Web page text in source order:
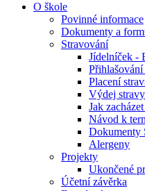
O škole
Povinné informace
Dokumenty a
Stravování
Jídelníček -
Placení
Výdej stravy
Jak
Návod k
Dokumenty
Alergeny
Projekty
Ukončené
Účetní závěrka